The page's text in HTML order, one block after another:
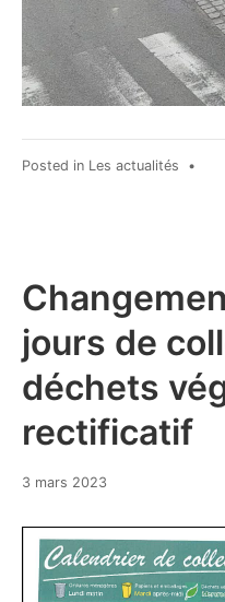
Posted in Les actualités •
jours de
déchets
rectificatif
3 mars 2023
2023